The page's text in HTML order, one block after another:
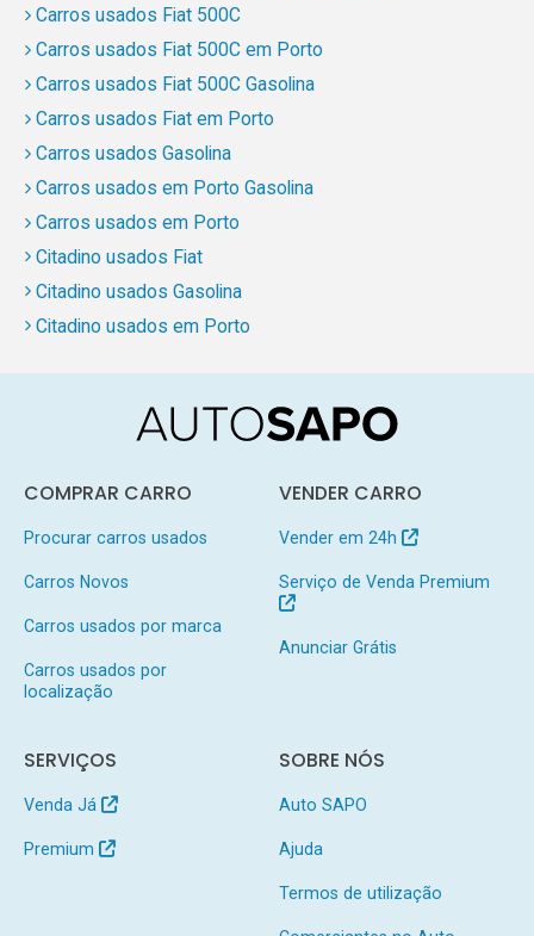
Carros usados Fiat 500C
Carros usados Fiat 500C em Porto
Carros usados Fiat 500C Gasolina
Carros usados Fiat em Porto
Carros usados Gasolina
Carros usados em Porto Gasolina
Carros usados em Porto
Citadino usados Fiat
Citadino usados Gasolina
Citadino usados em Porto
COMPRAR CARRO
Procurar carros usados
Carros Novos
Carros usados por marca
Carros usados por
localização
VENDER CARRO
Vender em 24h
Serviço de Venda Premium
Anunciar Grátis
SERVIÇOS
Venda Já
Premium
SOBRE NÓS
Auto SAPO
Ajuda
Termos de utilização